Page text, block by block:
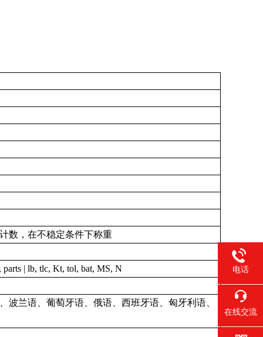
数，在不稳定条件下称重
parts | lb, tlc, Kt, tol, bat, MS, N
波兰语、葡萄牙语、俄语、西班牙语、匈牙利语、
电话
在线交流